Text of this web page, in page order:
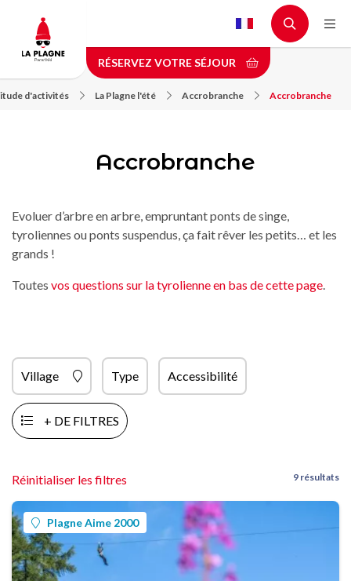
contenu
principal
RÉSERVEZ VOTRE SÉJOUR
d'activités La Plagne l'été Accrobranche Accrobranche
Accrobranche
Evoluer d’arbre en arbre, empruntant ponts de singe,
tyroliennes ou ponts suspendus, ça fait rêver les petits… et les
grands !
Toutes vos questions sur la tyrolienne en bas de cette page.
Village Type Accessibilité
+ DE FILTRES
Réinitialiser les filtres 9 résultats
Plagne Aime 2000